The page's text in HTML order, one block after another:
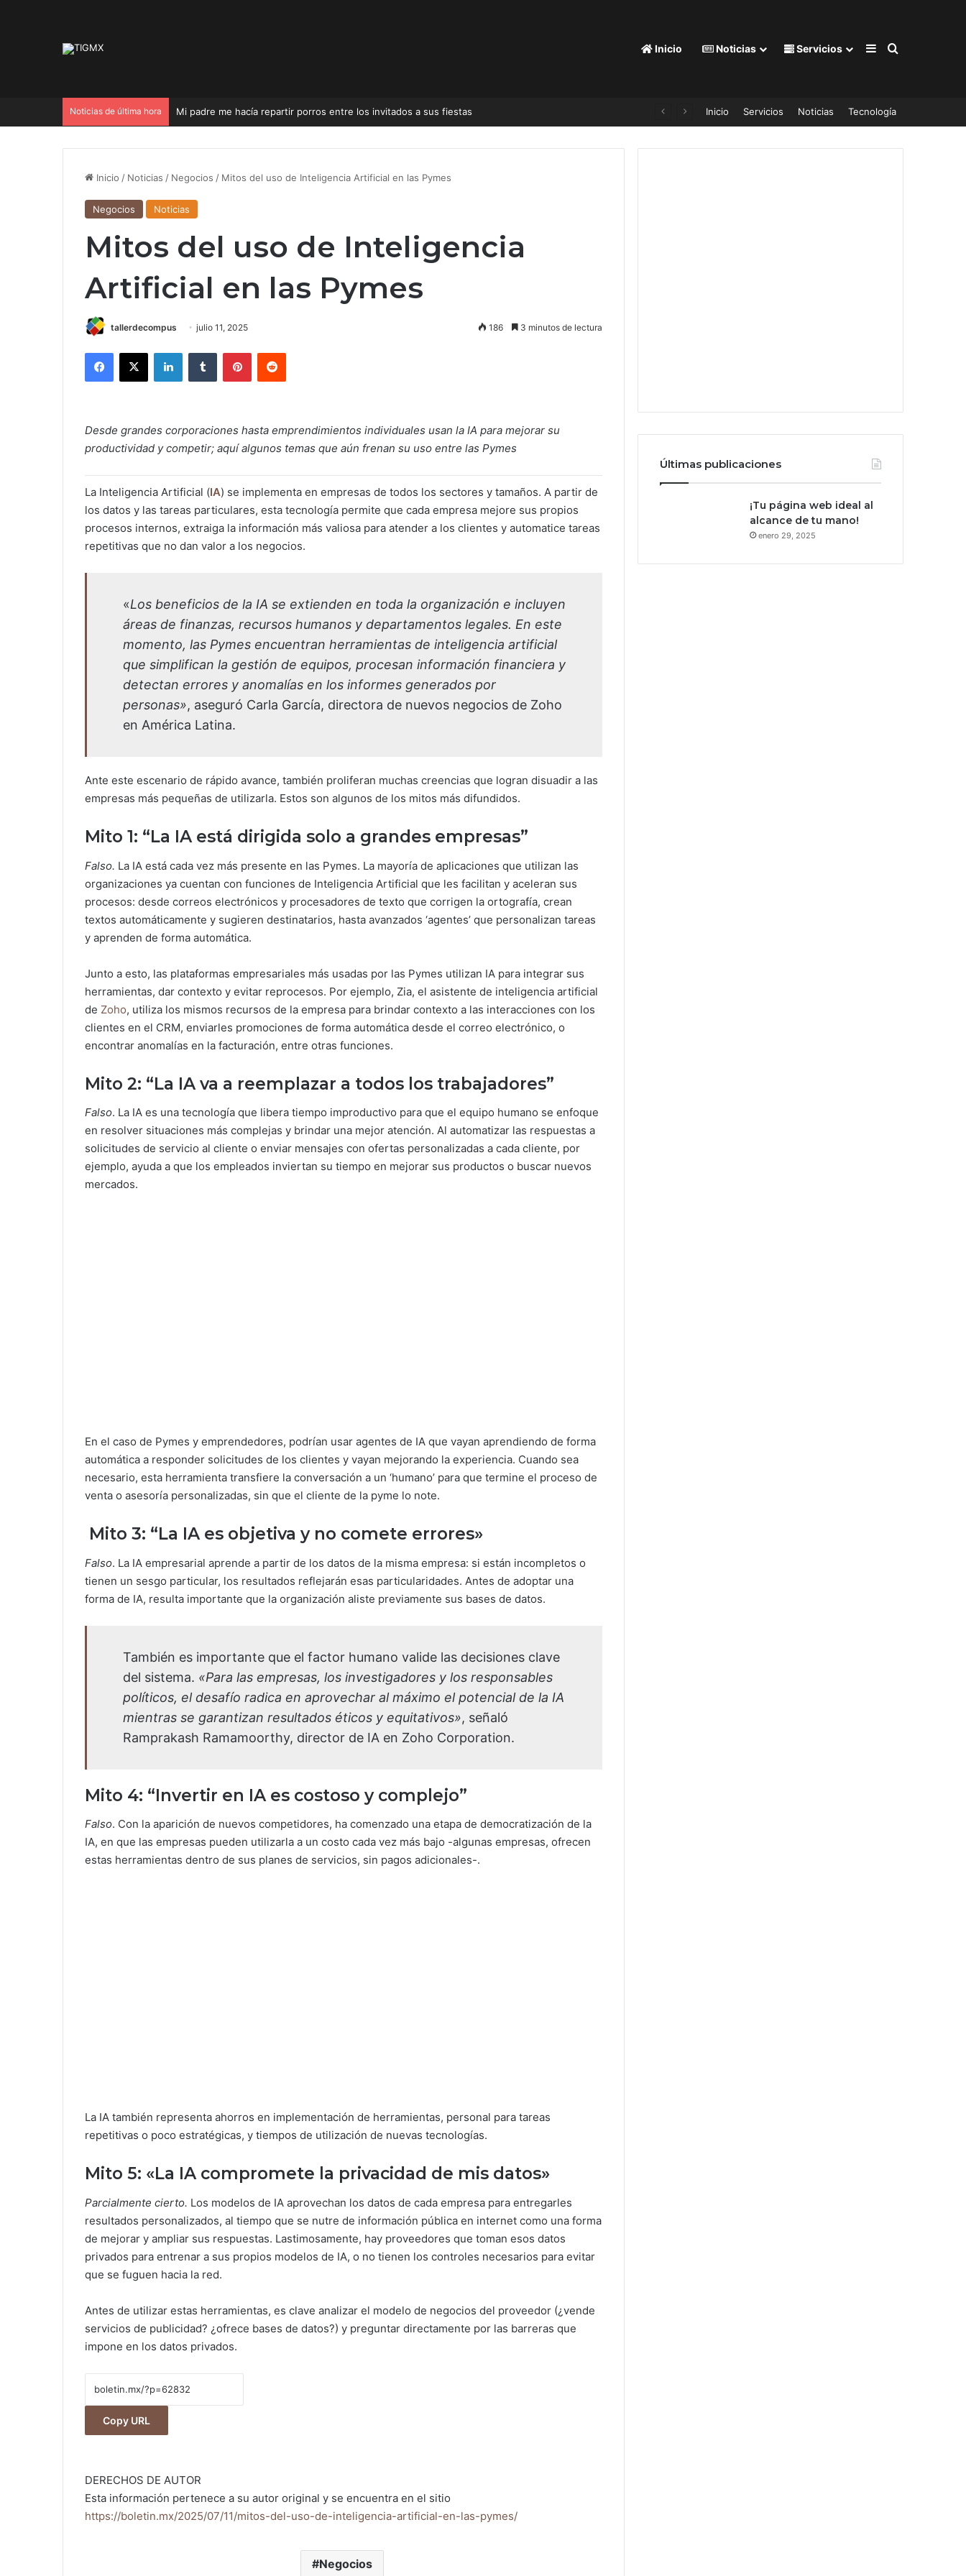
Inicio Noticias Servicios Barra lateral
Buscar por
Noticias de última hora Mi padre me hacía repartir porros entre los invitados a sus fiestas Inicio Servicios Noticias Tecnología
Inicio / Noticias / Negocios / Mitos del uso de Inteligencia Artificial en las Pymes
Negocios Noticias
Mitos del uso de Inteligencia
Artificial en las Pymes
tallerdecompus julio 11, 2025 186 3 minutos de lectura
Desde grandes corporaciones hasta emprendimientos individuales usan la IA para mejorar su
productividad y competir; aquí algunos temas que aún frenan su uso entre las Pymes
La Inteligencia Artificial (IA) se implementa en empresas de todos los sectores y tamaños. A partir de
los datos y las tareas particulares, esta tecnología permite que cada empresa mejore sus propios
procesos internos, extraiga la información más valiosa para atender a los clientes y automatice tareas
repetitivas que no dan valor a los negocios.
«Los beneficios de la IA se extienden en toda la organización e incluyen
áreas de finanzas, recursos humanos y departamentos legales. En este
momento, las Pymes encuentran herramientas de inteligencia artificial
que simplifican la gestión de equipos, procesan información financiera y
detectan errores y anomalías en los informes generados por
personas», aseguró Carla García, directora de nuevos negocios de Zoho
en América Latina.
Ante este escenario de rápido avance, también proliferan muchas creencias que logran disuadir a las
empresas más pequeñas de utilizarla. Estos son algunos de los mitos más difundidos.
Mito 1: “La IA está dirigida solo a grandes empresas”
Falso. La IA está cada vez más presente en las Pymes. La mayoría de aplicaciones que utilizan las
organizaciones ya cuentan con funciones de Inteligencia Artificial que les facilitan y aceleran sus
procesos: desde correos electrónicos y procesadores de texto que corrigen la ortografía, crean
textos automáticamente y sugieren destinatarios, hasta avanzados ‘agentes’ que personalizan tareas
y aprenden de forma automática.
Junto a esto, las plataformas empresariales más usadas por las Pymes utilizan IA para integrar sus
herramientas, dar contexto y evitar reprocesos. Por ejemplo, Zia, el asistente de inteligencia artificial
de Zoho, utiliza los mismos recursos de la empresa para brindar contexto a las interacciones con los
clientes en el CRM, enviarles promociones de forma automática desde el correo electrónico, o
encontrar anomalías en la facturación, entre otras funciones.
Mito 2: “La IA va a reemplazar a todos los trabajadores”
Falso. La IA es una tecnología que libera tiempo improductivo para que el equipo humano se enfoque
en resolver situaciones más complejas y brindar una mejor atención. Al automatizar las respuestas a
solicitudes de servicio al cliente o enviar mensajes con ofertas personalizadas a cada cliente, por
ejemplo, ayuda a que los empleados inviertan su tiempo en mejorar sus productos o buscar nuevos
mercados.
En el caso de Pymes y emprendedores, podrían usar agentes de IA que vayan aprendiendo de forma
automática a responder solicitudes de los clientes y vayan mejorando la experiencia. Cuando sea
necesario, esta herramienta transfiere la conversación a un ‘humano’ para que termine el proceso de
venta o asesoría personalizadas, sin que el cliente de la pyme lo note.
Mito 3: “La IA es objetiva y no comete errores»
Falso. La IA empresarial aprende a partir de los datos de la misma empresa: si están incompletos o
tienen un sesgo particular, los resultados reflejarán esas particularidades. Antes de adoptar una
forma de IA, resulta importante que la organización aliste previamente sus bases de datos.
También es importante que el factor humano valide las decisiones clave
del sistema. «Para las empresas, los investigadores y los responsables
políticos, el desafío radica en aprovechar al máximo el potencial de la IA
mientras se garantizan resultados éticos y equitativos», señaló
Ramprakash Ramamoorthy, director de IA en Zoho Corporation.
Mito 4: “Invertir en IA es costoso y complejo”
Falso. Con la aparición de nuevos competidores, ha comenzado una etapa de democratización de la
IA, en que las empresas pueden utilizarla a un costo cada vez más bajo -algunas empresas, ofrecen
estas herramientas dentro de sus planes de servicios, sin pagos adicionales-.
La IA también representa ahorros en implementación de herramientas, personal para tareas
repetitivas o poco estratégicas, y tiempos de utilización de nuevas tecnologías.
Mito 5: «La IA compromete la privacidad de mis datos»
Parcialmente cierto. Los modelos de IA aprovechan los datos de cada empresa para entregarles
resultados personalizados, al tiempo que se nutre de información pública en internet como una forma
de mejorar y ampliar sus respuestas. Lastimosamente, hay proveedores que toman esos datos
privados para entrenar a sus propios modelos de IA, o no tienen los controles necesarios para evitar
que se fuguen hacia la red.
Antes de utilizar estas herramientas, es clave analizar el modelo de negocios del proveedor (¿vende
servicios de publicidad? ¿ofrece bases de datos?) y preguntar directamente por las barreras que
impone en los datos privados.
Copy URL
DERECHOS DE AUTOR
Esta información pertenece a su autor original y se encuentra en el sitio
https://boletin.mx/2025/07/11/mitos-del-uso-de-inteligencia-artificial-en-las-pymes/
Negocios
Últimas publicaciones
¡Tu página web ideal al
alcance de tu mano!
enero 29, 2025